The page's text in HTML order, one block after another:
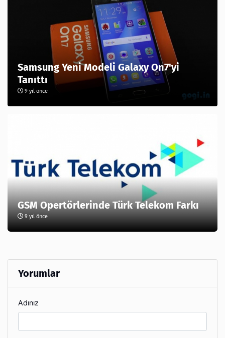
Samsung Yeni Modeli Galaxy On7'yi
Tanıttı
9 yıl önce
GSM Opertörlerinde Türk Telekom Farkı
9 yıl önce
Yorumlar
Adınız